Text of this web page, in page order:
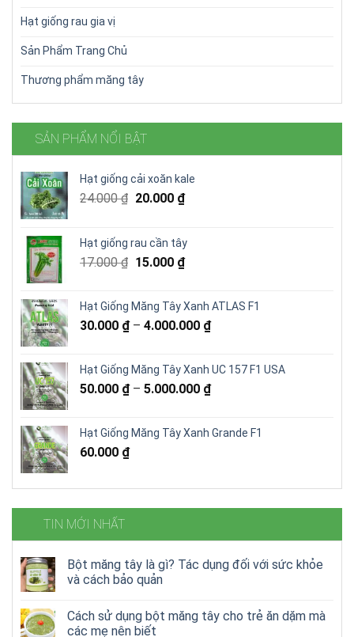
Hạt giống rau gia vị
Sản Phẩm Trang Chủ
Thương phẩm măng tây
SẢN PHẨM NỔI BẬT
Hạt giống cải xoăn kale
24.000₫ Giá
24.000 ₫.
20.000 ₫Giá
là:
20.000 ₫.
Hạt giống rau cần tây
17.000₫ Giá
17.000 ₫.
15.000 ₫Giá
là:
15.000 ₫.
Hạt Giống Măng Tây Xanh ATLAS F1
30.000 ₫– 4.000.000 ₫
Hạt Giống Măng Tây Xanh UC 157 F1 USA
50.000 ₫– 5.000.000 ₫
Hạt Giống Măng Tây Xanh Grande F1
60.000 ₫
TIN MỚI NHẤT
Bột măng tây là gì? Tác dụng đối với sức khỏe
và cách bảo quản
Cách sử dụng bột măng tây cho trẻ ăn dặm mà
các mẹ nên biết